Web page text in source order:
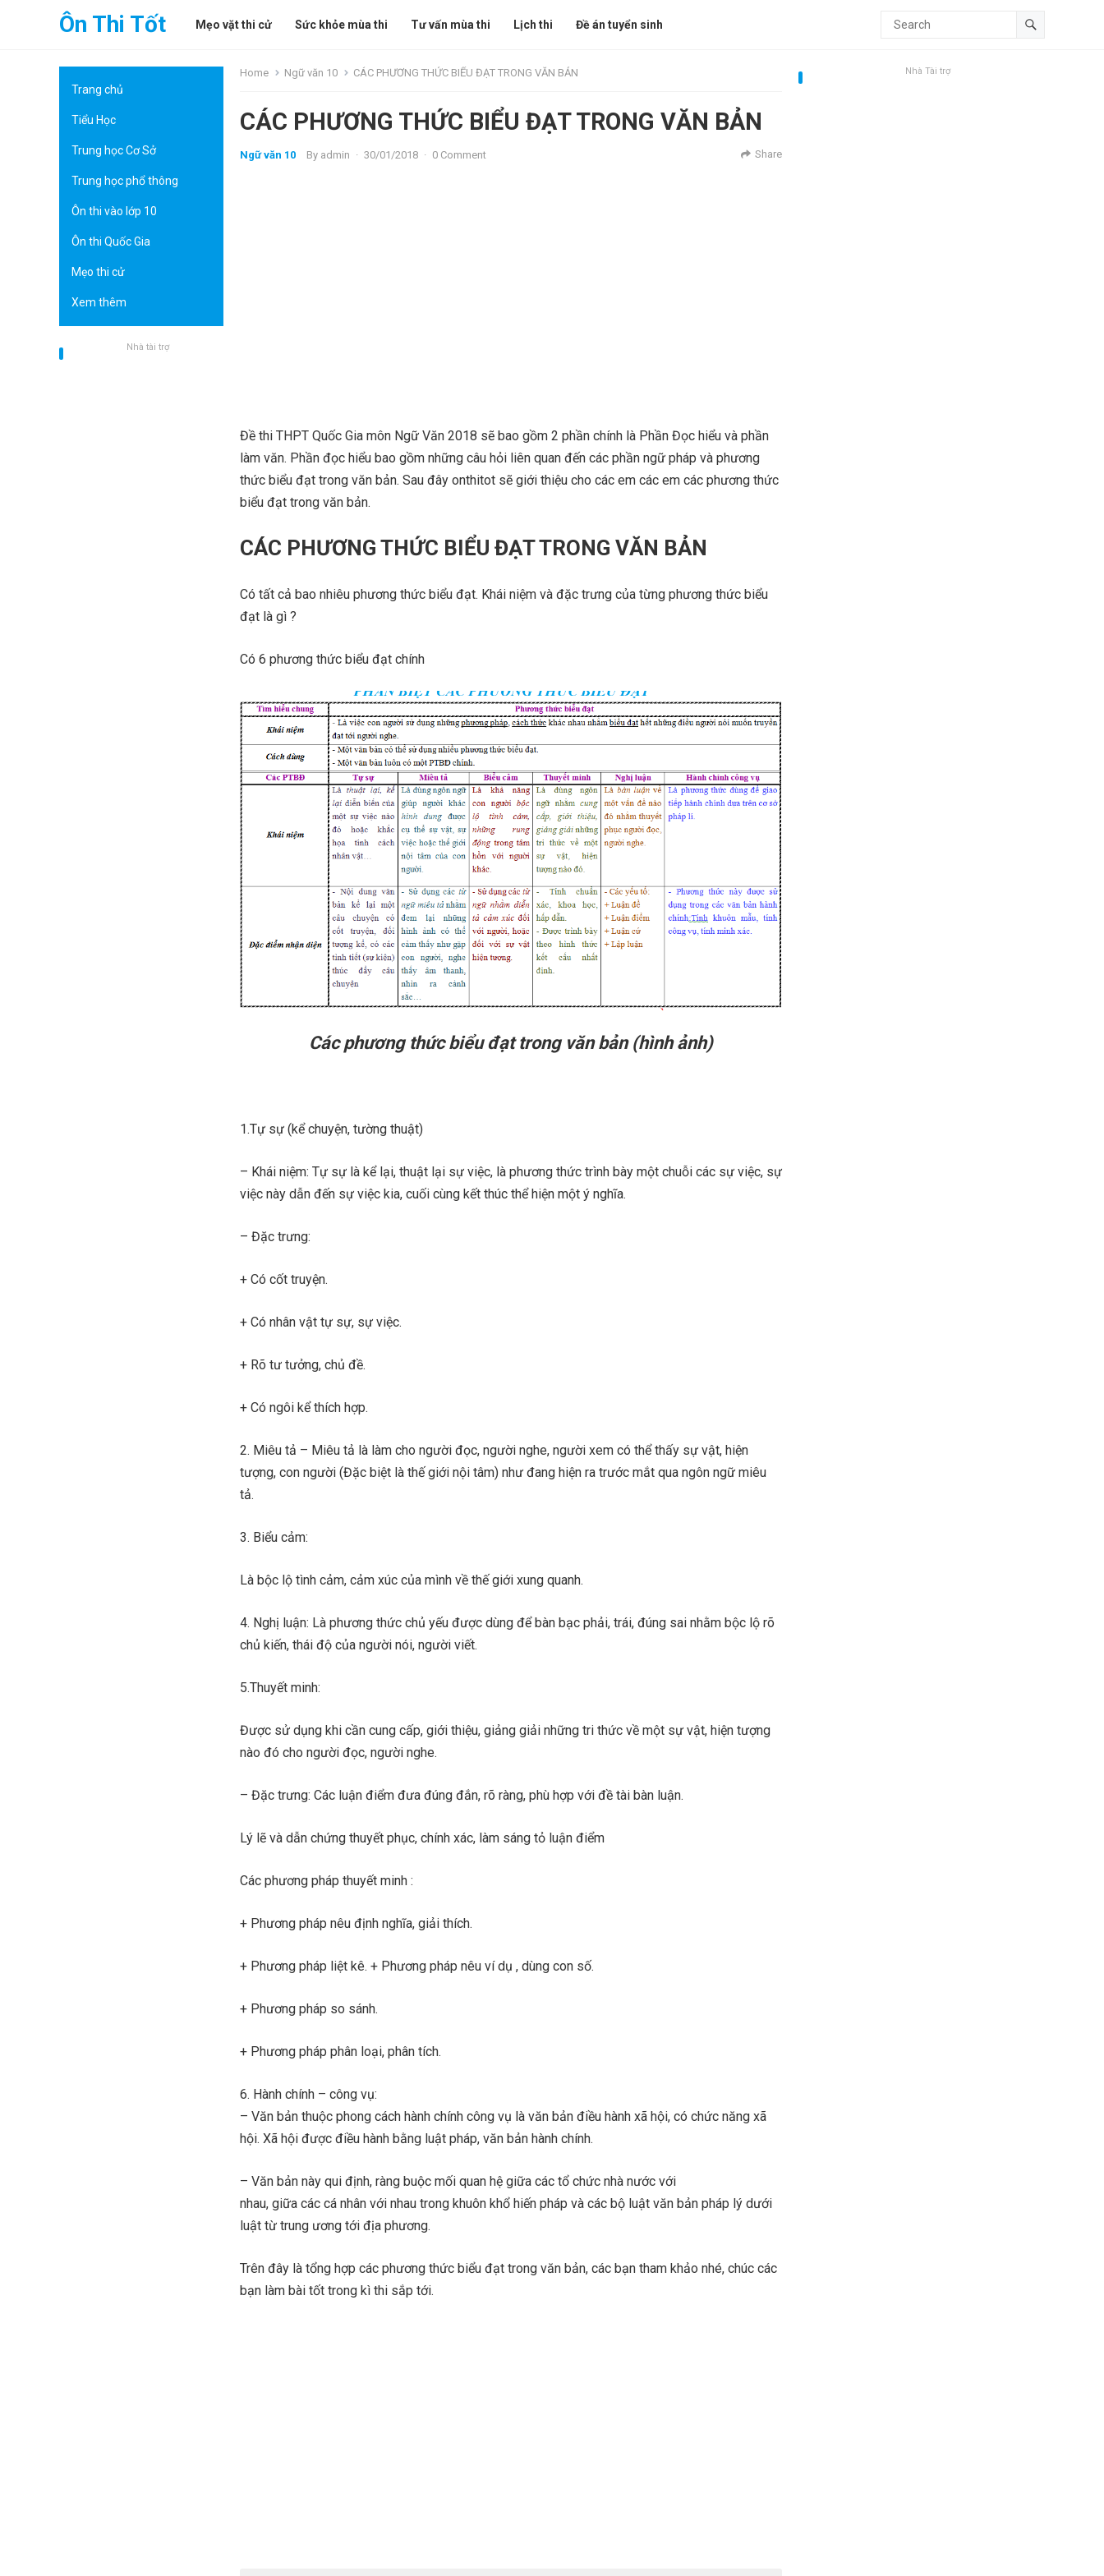
Ôn Thi Tốt Mẹo vặt thi cử Sức khỏe mùa thi Tư vấn mùa thi Lịch thi Đề án tuyển sinh
Trang chủ
Tiểu Học
Trung học Cơ Sở
Trung học phổ thông
Ôn thi vào lớp 10
Ôn thi Quốc Gia
Mẹo thi cử
Xem thêm
Nhà tài trợ
Home Ngữ văn 10 CÁC PHƯƠNG THỨC BIỂU ĐẠT TRONG VĂN BẢN
CÁC PHƯƠNG THỨC BIỂU ĐẠT TRONG VĂN BẢN
Ngữ văn 10 By admin · 30/01/2018 · 0 Comment Share
Đề thi THPT Quốc Gia môn Ngữ Văn 2018 sẽ bao gồm 2 phần chính là Phần Đọc hiểu và phần
làm văn. Phần đọc hiểu bao gồm những câu hỏi liên quan đến các phần ngữ pháp và phương
thức biểu đạt trong văn bản. Sau đây onthitot sẽ giới thiệu cho các em các em các phương thức
biểu đạt trong văn bản.
CÁC PHƯƠNG THỨC BIỂU ĐẠT TRONG VĂN BẢN
Có tất cả bao nhiêu phương thức biểu đạt. Khái niệm và đặc trưng của từng phương thức biểu
đạt là gì ?​
Có 6 phương thức biểu đạt chính​
Các phương thức biểu đạt trong văn bản (hình ảnh)
1.Tự sự (kể chuyện, tường thuật)
– Khái niệm: Tự sự là kể lại, thuật lại sự việc, là phương thức trình bày một chuỗi các sự việc, sự
việc này dẫn đến sự việc kia, cuối cùng kết thúc thể hiện một ý nghĩa.
– Đặc trưng:
+ Có cốt truyện.
+ Có nhân vật tự sự, sự việc.
+ Rõ tư tưởng, chủ đề.
+ Có ngôi kể thích hợp.
2. Miêu tả – Miêu tả là làm cho người đọc, người nghe, người xem có thể thấy sự vật, hiện
tượng, con người (Đặc biệt là thế giới nội tâm) như đang hiện ra trước mắt qua ngôn ngữ miêu
tả.
3. Biểu cảm:
Là bộc lộ tình cảm, cảm xúc của mình về thế giới xung quanh.
4. Nghị luận: Là phương thức chủ yếu được dùng để bàn bạc phải, trái, đúng sai nhằm bộc lộ rõ
chủ kiến, thái độ của người nói, người viết.
5.Thuyết minh:
Được sử dụng khi cần cung cấp, giới thiệu, giảng giải những tri thức về một sự vật, hiện tượng
nào đó cho người đọc, người nghe.
– Đặc trưng: Các luận điểm đưa đúng đắn, rõ ràng, phù hợp với đề tài bàn luận.
Lý lẽ và dẫn chứng thuyết phục, chính xác, làm sáng tỏ luận điểm
Các phương pháp thuyết minh :
+ Phương pháp nêu định nghĩa, giải thích.
+ Phương pháp liệt kê. + Phương pháp nêu ví dụ , dùng con số.
+ Phương pháp so sánh.
+ Phương pháp phân loại, phân tích.
6. Hành chính – công vụ:
– Văn bản thuộc phong cách hành chính công vụ là văn bản điều hành xã hội, có chức năng xã
hội. Xã hội được điều hành bằng luật pháp, văn bản hành chính.
– Văn bản này qui định, ràng buộc mối quan hệ giữa các tổ chức nhà nước với
nhau, giữa các cá nhân với nhau trong khuôn khổ hiến pháp và các bộ luật văn bản pháp lý dưới
luật từ trung ương tới địa phương.
Trên đây là tổng hợp các phương thức biểu đạt trong văn bản, các bạn tham khảo nhé, chúc các
bạn làm bài tốt trong kì thi sắp tới.
Nhà Tài trợ